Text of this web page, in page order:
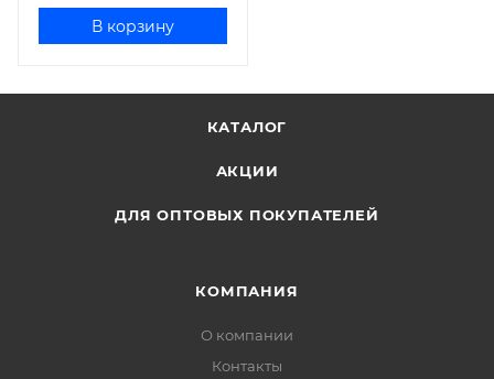
В корзину
КАТАЛОГ
АКЦИИ
ДЛЯ ОПТОВЫХ ПОКУПАТЕЛЕЙ
КОМПАНИЯ
О компании
Контакты